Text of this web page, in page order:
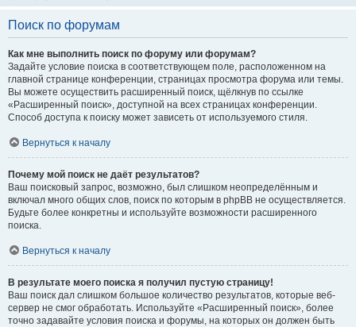
Поиск по форумам
Как мне выполнить поиск по форуму или форумам?
Задайте условие поиска в соответствующем поле, расположенном на
главной странице конференции, страницах просмотра форума или темы.
Вы можете осуществить расширенный поиск, щёлкнув по ссылке
«Расширенный поиск», доступной на всех страницах конференции.
Способ доступа к поиску может зависеть от используемого стиля.
Вернуться к началу
Почему мой поиск не даёт результатов?
Ваш поисковый запрос, возможно, был слишком неопределённым и
включал много общих слов, поиск по которым в phpBB не осуществляется.
Будьте более конкретны и используйте возможности расширенного
поиска.
Вернуться к началу
В результате моего поиска я получил пустую страницу!
Ваш поиск дал слишком большое количество результатов, которые веб-
сервер не смог обработать. Используйте «Расширенный поиск», более
точно задавайте условия поиска и форумы, на которых он должен быть